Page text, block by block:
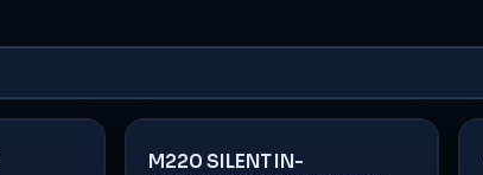
M220 SILENT IN-